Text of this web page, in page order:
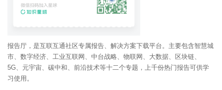
报告厅，是互联互通社区专属报告、解决方案下载平台。主要包含智慧城
市、数字经济、工业互联网、中台战略、物联网、大数据、区块链、
5G、元宇宙、碳中和、前沿技术等十二个专题，上千份热门报告可供学
习使用。